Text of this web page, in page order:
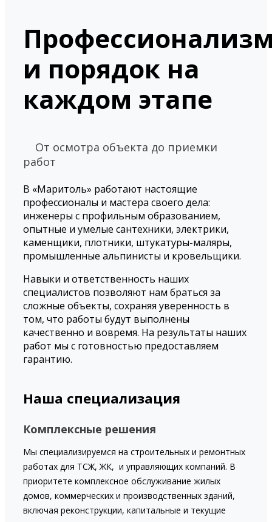
и порядок на
каждом этапе
От осмотра объекта до приемки
работ
В «Маритоль» работают настоящие
профессионалы и мастера своего дела:
инженеры с профильным образованием,
опытные и умелые сантехники, электрики,
каменщики, плотники, штукатуры-маляры,
промышленные альпинисты и кровельщики.
Навыки и ответственность наших
специалистов позволяют нам браться за
сложные объекты, сохраняя уверенность в
том, что работы будут выполнены
качественно и вовремя. На результаты наших
работ мы с готовностью предоставляем
гарантию.
Наша специализация
Комплексные решения
Мы специализируемся на строительных и ремонтных
работах для ТСЖ, ЖК, и управляющих компаний. В
приоритете комплексное обслуживание жилых
домов, коммерческих и производственных зданий,
включая реконструкции, капитальные и текущие